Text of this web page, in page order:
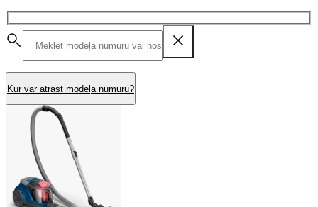
Kur var atrast modeļa numuru?